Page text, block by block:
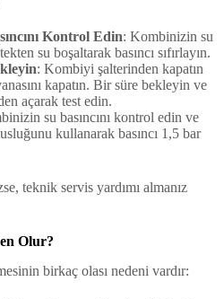
Kontrol Edin: Kombinizin su
su boşaltarak basıncı sıfırlayın.
: Kombiyi şalterinden kapatın
kapatın. Bir süre bekleyin ve
açarak test edin.
su basıncını kontrol edin ve
kullanarak basıncı 1,5 bar
teknik servis yardımı almanız
Olur?
birkaç olası nedeni vardır: